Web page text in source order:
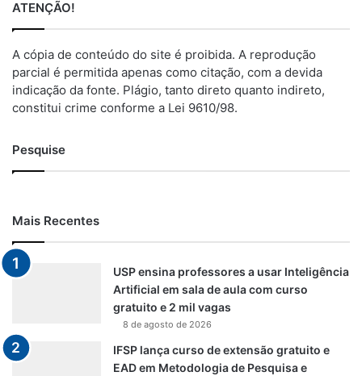
ATENÇÃO!
A cópia de conteúdo do site é proibida. A reprodução
parcial é permitida apenas como citação, com a devida
indicação da fonte. Plágio, tanto direto quanto indireto,
constitui crime conforme a Lei 9610/98.
Pesquise
Mais Recentes
USP ensina professores a usar Inteligência
Artificial em sala de aula com curso
gratuito e 2 mil vagas
8 de agosto de 2026
IFSP lança curso de extensão gratuito e
EAD em Metodologia de Pesquisa e